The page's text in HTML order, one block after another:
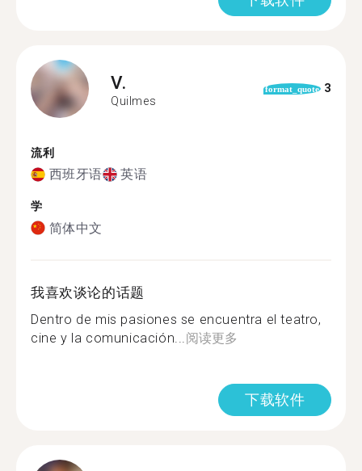
V.
Quilmes
format_quote 3
流利
西班牙语 英语
学
简体中文
我喜欢谈论的话题
Dentro de mis pasiones se encuentra el teatro,
cine y la comunicación... 阅读更多
下载软件